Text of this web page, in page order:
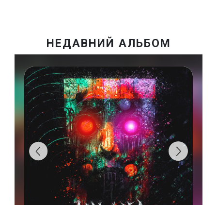
НЕДАВНИЙ АЛЬБОМ